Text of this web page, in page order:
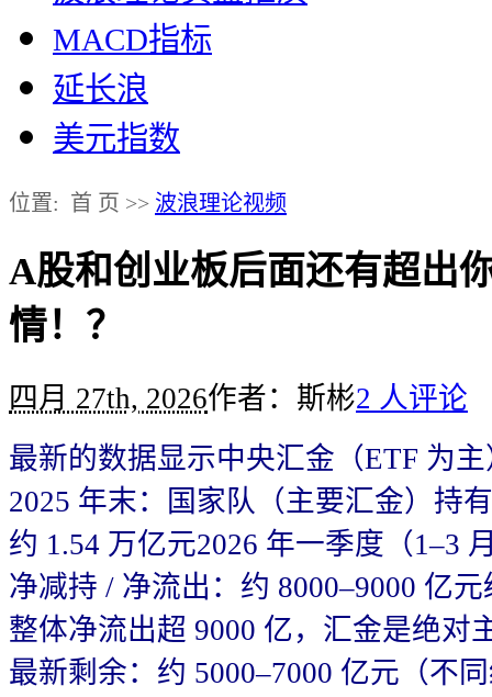
MACD指标
延长浪
美元指数
位置: 首 页 >> 波浪理论视频
A股和创业板后面还有超出
情！？
四月 27th, 2026作者：斯彬2 人评论
最新的数据显示中央汇金（ETF 为
2025 年末：国家队（主要汇金）持
约 1.54 万亿元2026 年一季度（1–3
净减持 / 净流出：约 8000–9000 亿
整体净流出超 9000 亿，汇金是绝对
最新剩余：约 5000–7000 亿元（不